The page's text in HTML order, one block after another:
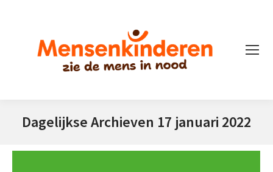
Dagelijkse Archieven 17 januari 2022